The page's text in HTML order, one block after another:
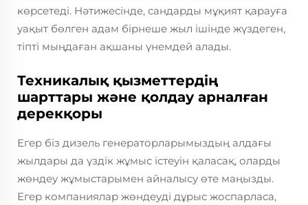
көрсетеді. Нәтижесінде, сандарды мұқият қарауға
уақыт бөлген адам бірнеше жыл ішінде жүздеген,
тіпті мыңдаған ақшаны үнемдей алады.
Техникалық қызметтердің
шарттары және қолдау арналған
дерекқоры
Егер біз дизель генераторларымыздың алдағы
жылдары да үздік жұмыс істеуін қаласақ, оларды
жөндеу жұмыстарымен айналысу өте маңызды.
Егер компаниялар жөндеуді дұрыс жоспарласа,